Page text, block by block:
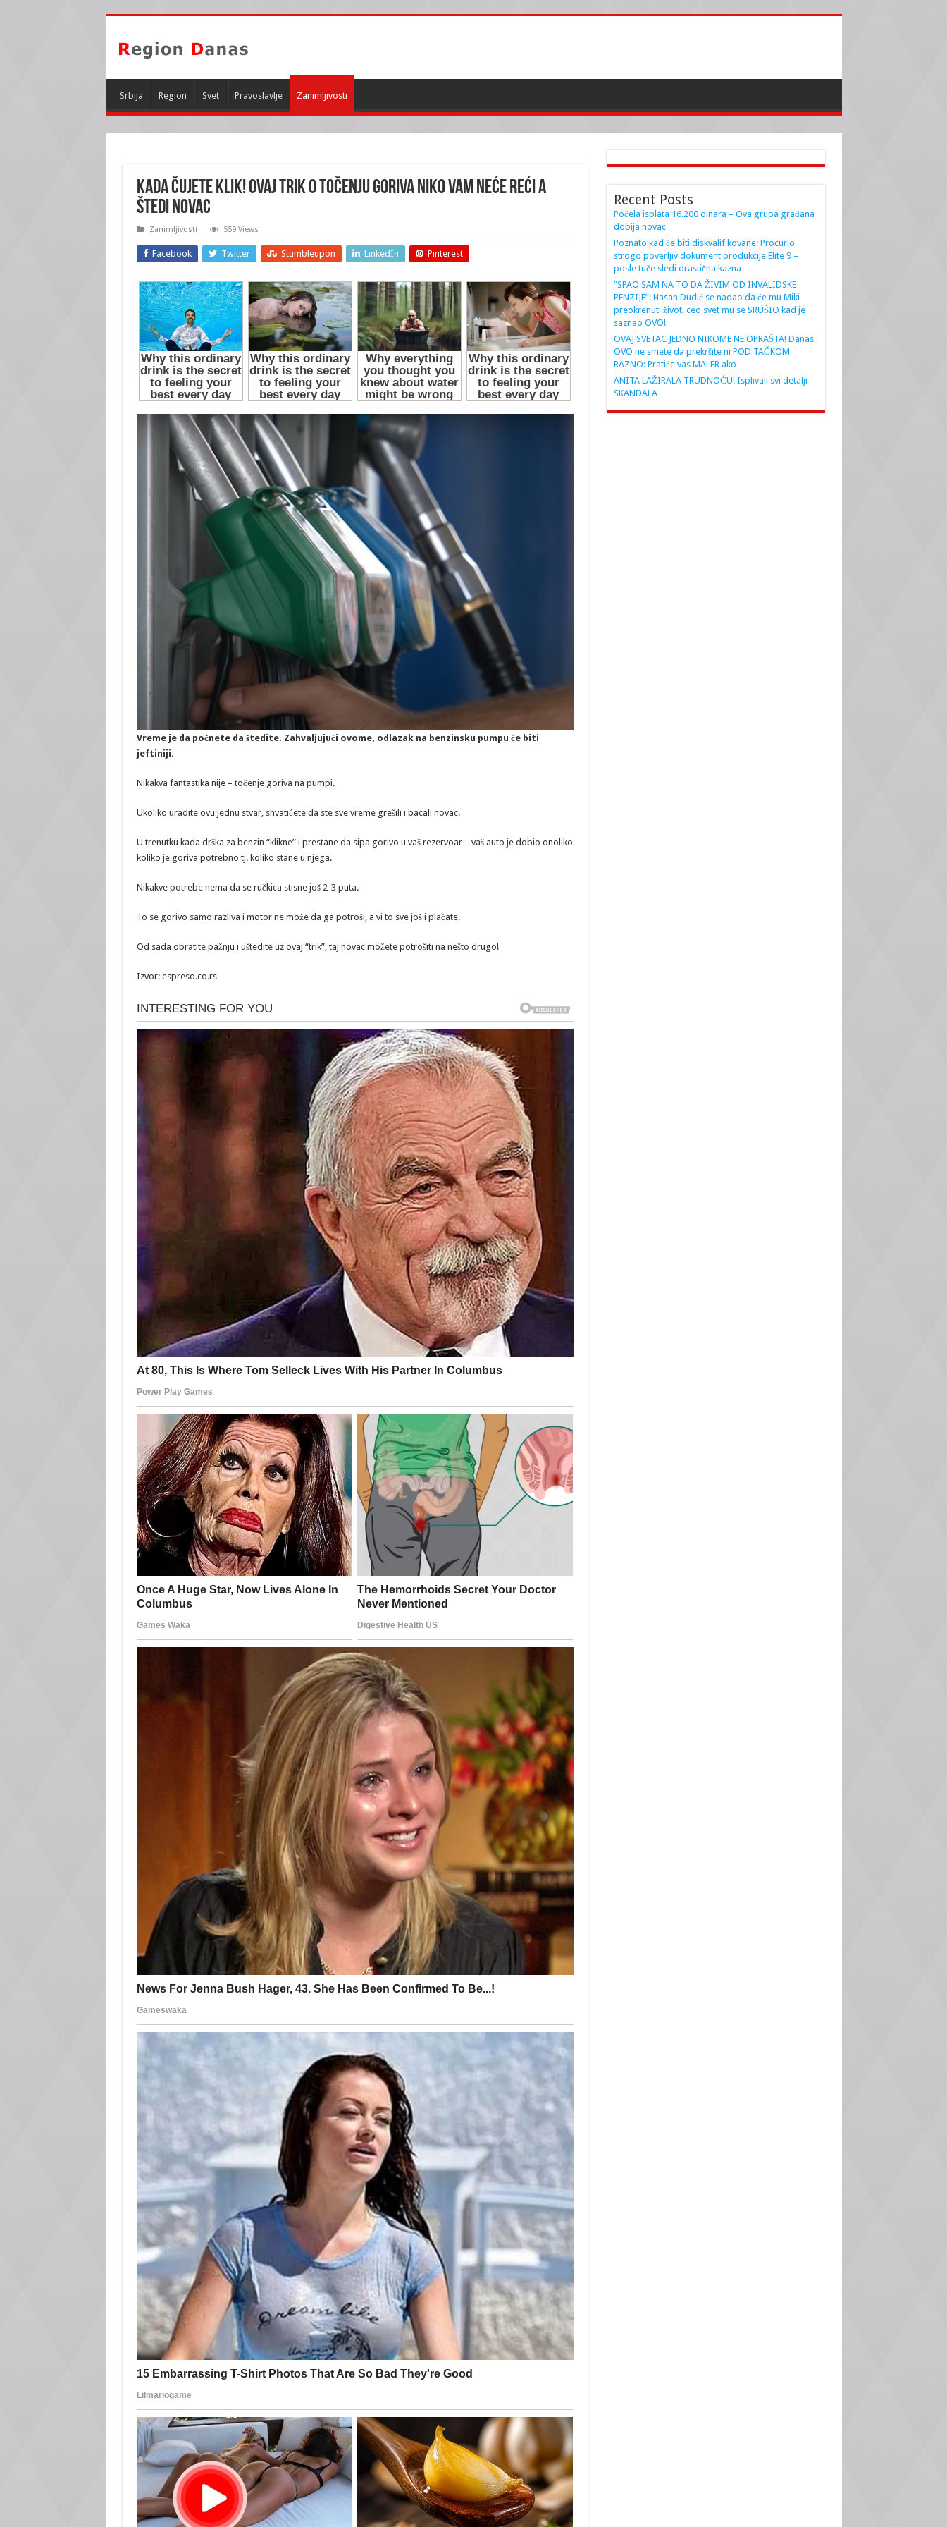
Srbija Region Svet Pravoslavlje Zanimljivosti
KADA ČUJETE KLIK! Ovaj TRIK o točenju goriva niko vam neće reći a
ŠTEDI NOVAC
Zanimljivosti 559 Views
Facebook Twitter Stumbleupon LinkedIn Pinterest
Vreme je da počnete da štedite. Zahvaljujući ovome, odlazak na benzinsku pumpu će biti
jeftiniji.
Nikakva fantastika nije – točenje goriva na pumpi.
Ukoliko uradite ovu jednu stvar, shvatićete da ste sve vreme grešili i bacali novac.
U trenutku kada drška za benzin “klikne” i prestane da sipa gorivo u vaš rezervoar – vaš auto je dobio onoliko
koliko je goriva potrebno tj. koliko stane u njega.
Nikakve potrebe nema da se ručkica stisne još 2-3 puta.
To se gorivo samo razliva i motor ne može da ga potroši, a vi to sve još i plaćate.
Od sada obratite pažnju i uštedite uz ovaj “trik”, taj novac možete potrošiti na nešto drugo!
Izvor: espreso.co.rs
Recent Posts
Počela isplata 16.200 dinara – Ova grupa građana
dobija novac
Poznato kad će biti diskvalifikovane: Procurio
strogo poverljiv dokument produkcije Elite 9 –
posle tuče sledi drastična kazna
“SPAO SAM NA TO DA ŽIVIM OD INVALIDSKE
PENZIJE”: Hasan Dudić se nadao da će mu Miki
preokrenuti život, ceo svet mu se SRUŠIO kad je
saznao OVO!
OVAJ SVETAC JEDNO NIKOME NE OPRAŠTA! Danas
OVO ne smete da prekršite ni POD TAČKOM
RAZNO: Pratiće vas MALER ako…
ANITA LAŽIRALA TRUDNOĆU! Isplivali svi detalji
SKANDALA